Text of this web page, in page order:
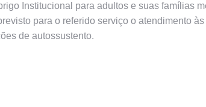
Institucional para adultos e suas famílias
para o referido serviço o atendimento
de autossustento.